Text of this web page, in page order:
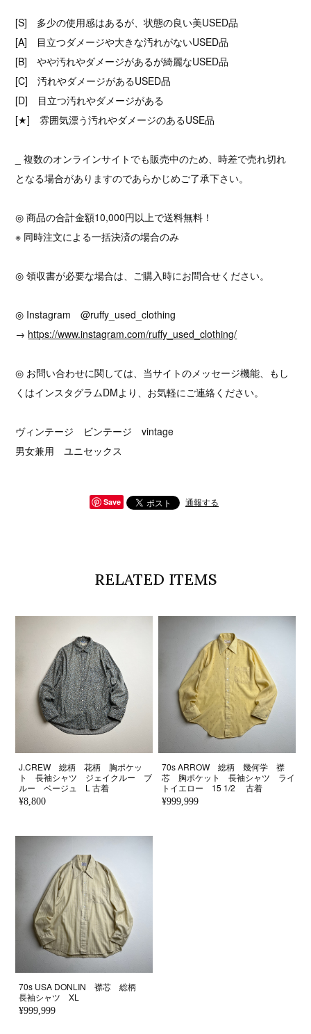
[S] 多少の使用感はあるが、状態の良い美USED品
[A] 目立つダメージや大きな汚れがないUSED品
[B] やや汚れやダメージがあるが綺麗なUSED品
[C] 汚れやダメージがあるUSED品
[D] 目立つ汚れやダメージがある
[★] 雰囲気漂う汚れやダメージのあるUSE品
_ 複数のオンラインサイトでも販売中のため、時差で売れ切れ
となる場合がありますのであらかじめご了承下さい。
◎ 商品の合計金額10,000円以上で送料無料！
※ 同時注文による一括決済の場合のみ
◎ 領収書が必要な場合は、ご購入時にお問合せください。
◎ Instagram @ruffy_used_clothing
→ https://www.instagram.com/ruffy_used_clothing/
◎ お問い合わせに関しては、当サイトのメッセージ機能、もし
くはインスタグラムDMより、お気軽にご連絡ください。
ヴィンテージ ビンテージ vintage
男女兼用 ユニセックス
Save 通報する
RELATED ITEMS
J.CREW 総柄 花柄 胸ポケッ
ト 長袖シャツ ジェイクルー ブ
ルー ベージュ L 古着
¥8,800
70s ARROW 総柄 幾何学 襟
芯 胸ポケット 長袖シャツ ライ
トイエロー 15 1/2 古着
¥999,999
70s USA DONLIN 襟芯 総柄
長袖シャツ XL
¥999,999